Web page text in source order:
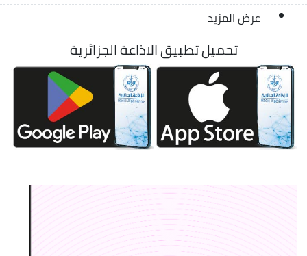
عرض المزيد
تحميل تطبيق الاذاعة الجزائرية